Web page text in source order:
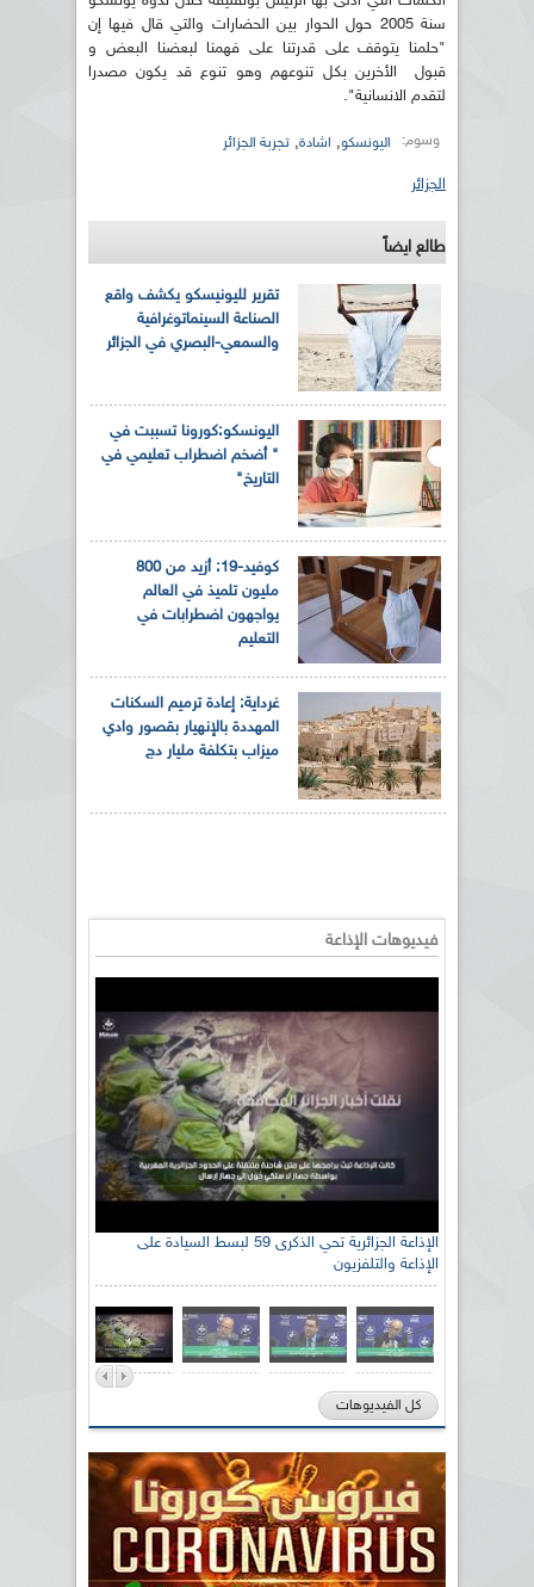
سنة 2005 حول الحوار بين الحضارات والتي قال فيها إن
"حلمنا يتوقف على قدرتنا على فهمنا لبعضنا البعض و
قبول الأخرين بكل تنوعهم وهو تنوع قد يكون مصدرا
لتقدم الانسانية".
وسوم: اليونسكو, اشادة, تجربة الجزائر
الجزائر
طالع ايضاً
تقرير لليونيسكو يكشف واقع
الصناعة السينماتوغرافية
والسمعي-البصري في الجزائر
اليونسكو:كورونا تسببت في
" أضخم اضطراب تعليمي في
التاريخ"
كوفيد-19: أزيد من 800
مليون تلميذ في العالم
يواجهون اضطرابات في
التعليم
غرداية: إعادة ترميم السكنات
المهددة بالإنهيار بقصور وادي
ميزاب بتكلفة مليار دج
فيديوهات الإذاعة
الإذاعة الجزائرية تحي الذكرى 59 لبسط السيادة على
الإذاعة والتلفزيون
كل الفيديوهات